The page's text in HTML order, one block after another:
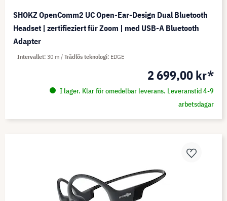
SHOKZ OpenComm2 UC Open-Ear-Design Dual Bluetooth
Headset | zertifieziert für Zoom | med USB-A Bluetooth
Adapter
2 699,00 kr*
I lager. Klar för omedelbar leverans. Leveranstid 4-9
arbetsdagar
Intervallet 30 m Trådlös teknologi EDGE